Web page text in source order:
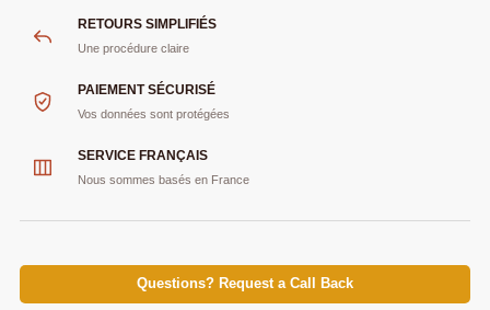
RETOURS SIMPLIFIÉS
Une procédure claire
PAIEMENT SÉCURISÉ
Vos données sont protégées
SERVICE FRANÇAIS
Nous sommes basés en France
Questions? Request a Call Back